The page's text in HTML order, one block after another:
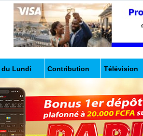
du Lundi Contribution Télévision